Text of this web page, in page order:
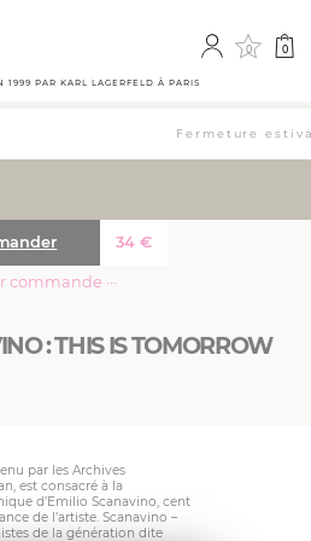
0 0
1999 PAR KARL LAGERFELD À PARIS
Fermeture
: THIS IS TOMORROW
34 €
commande ···
par les Archives
est consacré à la
d’Emilio Scanavino, cent
de l’artiste. Scanavino –
de la génération dite